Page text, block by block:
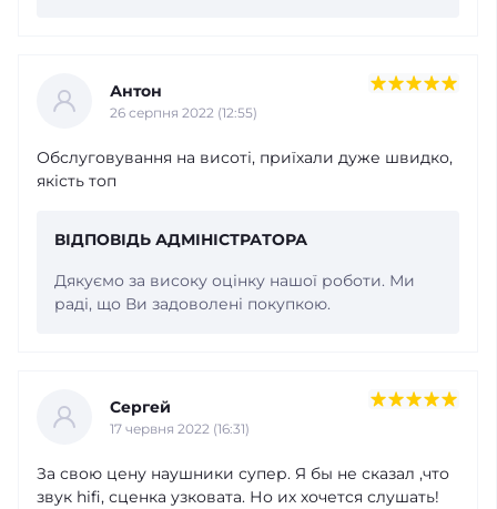
Антон
26 серпня 2022 (12:55)
Обслуговування на висоті, приїхали дуже швидко,
якість топ
ВІДПОВІДЬ АДМІНІСТРАТОРА
Дякуємо за високу оцінку нашої роботи. Ми
раді, що Ви задоволені покупкою.
Сергей
17 червня 2022 (16:31)
За свою цену наушники супер. Я бы не сказал ,что
звук hifi, сценка узковата. Но их хочется слушать!